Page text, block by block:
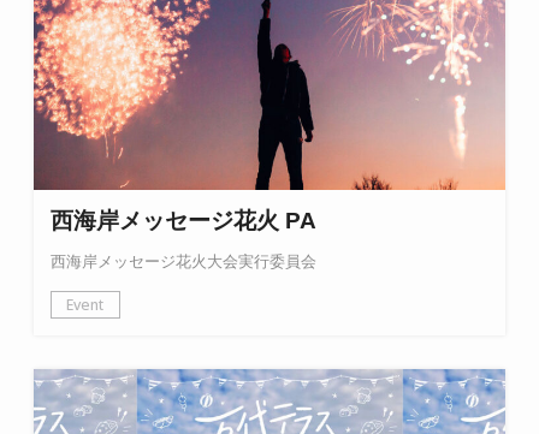
西海岸メッセージ花火 PA
西海岸メッセージ花火大会実行委員会
Event